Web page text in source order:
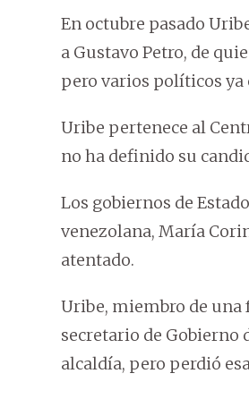
En octubre pasado
a Gustavo Petro, de
pero varios políticos
Uribe pertenece al
no ha definido su
Los gobiernos de
venezolana, María
atentado.
Uribe, miembro de una
secretario de Gobierno
alcaldía, pero perdió